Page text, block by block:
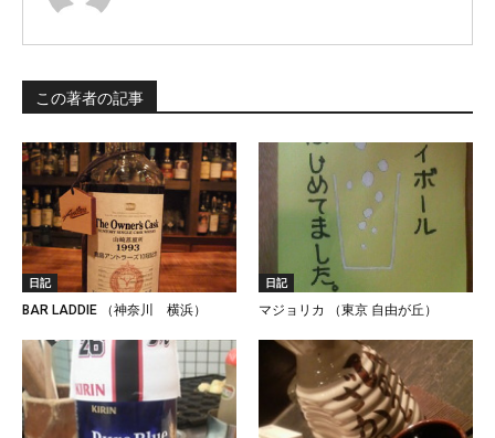
この著者の記事
日記
BAR LADDIE （神奈川 横浜）
日記
マジョリカ （東京 自由が丘）